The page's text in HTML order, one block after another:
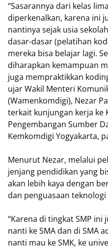
“Sasarannya dari kelas
diperkenalkan, karena ini
nantinya sejak usia
dasar-dasar (pelatihan
mereka bisa belajar lagi.
diharapkan kemampuan
juga mempraktikkan
ujar Wakil Menteri
(Wamenkomdigi), Nezar
terkait kunjungan kerja ke
Pengembangan Sumber
Kemkomdigi Yogyakarta,
Menurut Nezar, melalui
jenjang pendidikan yang
akan lebih kaya dengan
dan penguasaan
“Karena di tingkat SMP
nanti ke SMA dan di SMA
nanti mau ke SMK, ke